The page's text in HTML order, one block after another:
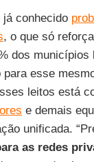
conhecido
, o que só
dos
esse
leitos está
e demais
unificada.
as redes